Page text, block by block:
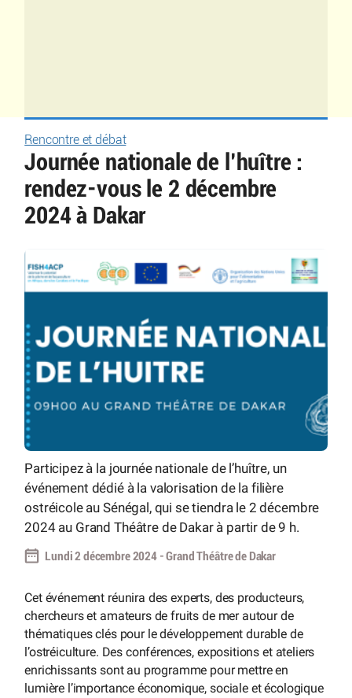
Rencontre et débat
Journée nationale de l’huître :
rendez-vous le 2 décembre
2024 à Dakar
Participez à la journée nationale de l’huître, un
événement dédié à la valorisation de la filière
ostréicole au Sénégal, qui se tiendra le 2 décembre
2024 au Grand Théâtre de Dakar à partir de 9 h.
Lundi 2 décembre 2024 - Grand Théâtre de Dakar
Cet événement réunira des experts, des producteurs,
chercheurs et amateurs de fruits de mer autour de
thématiques clés pour le développement durable de
l’ostréiculture. Des conférences, expositions et ateliers
enrichissants sont au programme pour mettre en
lumière l’importance économique, sociale et écologique